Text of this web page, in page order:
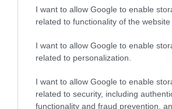
I want to allow Google to enable
related to functionality of the website
I want to allow Google to enable
related to personalization.
I want to allow Google to enable
related to security, including
functionality and fraud prevention,